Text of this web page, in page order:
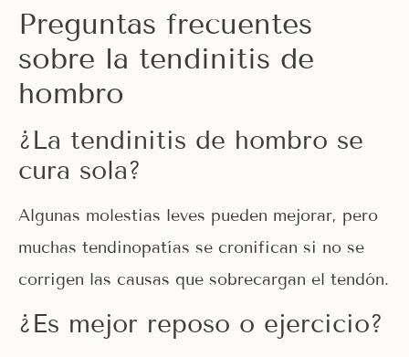
Preguntas frecuentes
sobre la tendinitis de
hombro
¿La tendinitis de hombro se
cura sola?
Algunas molestias leves pueden mejorar, pero
muchas tendinopatías se cronifican si no se
corrigen las causas que sobrecargan el tendón.
¿Es mejor reposo o ejercicio?